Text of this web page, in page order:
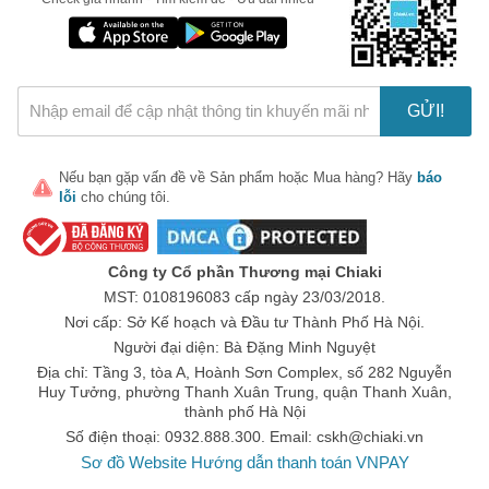
Thời gian sử dụng giữa các lần dùng thuốc phải được
giãn cách. Cần sử dụng đúng vào thời điểm khác
nhau trong ngày theo chỉ định của bác sĩ hoặc theo
Đối với dạng thuốc lỏng cần lắc đều trước khi uống,
lắc đầu ít nhất 30s.
Thuốc dạng lỏng khi mở nắp cần lưu ý hạn dùng,
Không sử dụng riêng một loại thuốc cho bé trong một
thời gian dài liên tục, ba mẹ cần theo dõi tiến triển. Nếu
không có gì thay đổi thì nên đưa bé tới gặp bác sĩ
chuyên khoa.
Những loại thuốc cho bé đang được nhiều mẹ tin dùng
1. Thuốc bổ cho bé ăn ngon, ngủ ngon
Đây là loại thuốc cung cấp và bổ sung thêm hàm lượng dinh
dưỡng cho cơ thể bé, hỗ trợ bé ăn ngon, ngủ ngon hơn. Từ đó
tăng sức đề kháng, giúp bé khỏe mạnh và phát triển toàn diện.
Một trong những dòng thuốc bổ cho bé ăn ngon, ngủ ngon được
tin dùng là:
Siro bổ máu Pediakid Fer + Vitamines B ( dành cho trẻ từ 6 -
GỬI!
Nếu bạn gặp vấn đề về Sản phẩm hoặc Mua hàng? Hãy báo
lỗi cho chúng tôi.
Công ty Cổ phần Thương mại Chiaki
MST: 0108196083 cấp ngày 23/03/2018.
Nơi cấp: Sở Kế hoạch và Đầu tư Thành Phố Hà Nội.
Người đại diện: Bà Đặng Minh Nguyệt
Địa chỉ: Tầng 3, tòa A, Hoành Sơn Complex, số 282 Nguyễn
Huy Tưởng, phường Thanh Xuân Trung, quận Thanh Xuân,
thành phố Hà Nội
Số điện thoại: 0932.888.300. Email: cskh@chiaki.vn
Sơ đồ Website Hướng dẫn thanh toán VNPAY